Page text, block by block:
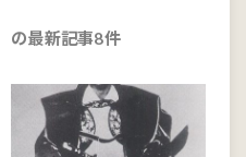
の最新記事8件